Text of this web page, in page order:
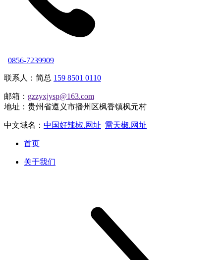
0856-7239909
联系人：简总 159 8501 0110
邮箱： gzzyxjysp@163.com
地址：贵州省遵义市播州区枫香镇枫元村
中文域名： 中国好辣椒.网址 雷天椒.网址
首页
关于我们